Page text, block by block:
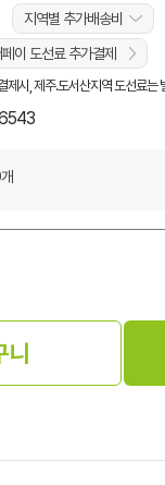
지역별 추가배송비
이 도선료 추가결제
제시, 제주.도서산지역 도선료는
니